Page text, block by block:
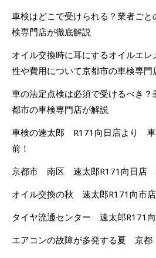
車検はどこで受けられる？業者ご
検専門店が徹底解説
オイル交換時に耳にするオイルエ
性や費用について京都市の車検専門
車の法定点検は必須で受けるべき
都市の車検専門店が解説
車検の速太郎 R171向日店より 車
前！
京都市 南区 速太郎R171向日店
オイル交換の秋 速太郎R171向市店
タイヤ流通センター 速太郎R171
エアコンの故障が多発する夏 京